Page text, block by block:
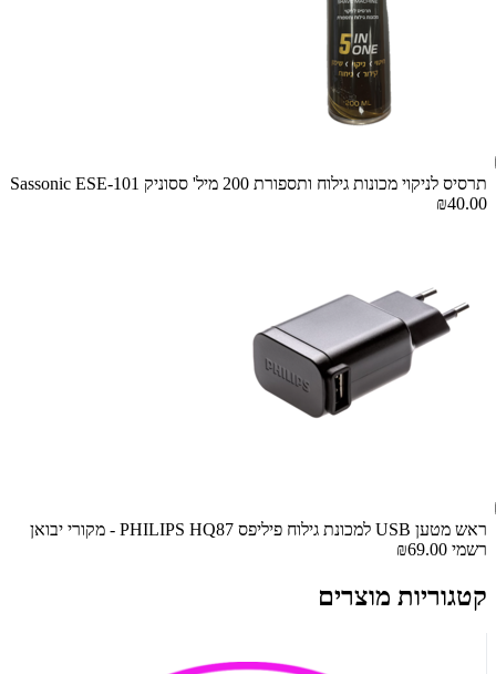
תרסיס לניקוי מכונות גילוח ותספורת 200 מיל' ססוניק Sassonic ESE-101
₪40.00
ראש מטען USB למכונת גילוח פיליפס PHILIPS HQ87 - מקורי יבואן
רשמי ₪69.00
קטגוריות מוצרים